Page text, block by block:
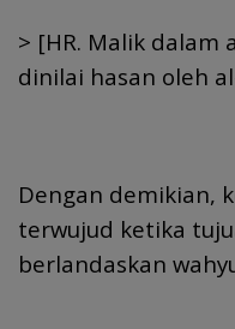
> [HR. Malik dalam
dinilai hasan oleh
Dengan demikian,
terwujud ketika
berlandaskan